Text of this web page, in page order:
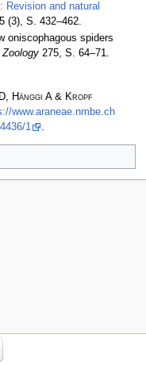
Revision and natural
(3), S. 432–462.
oniscophagous spiders
275, S. 64–71.
Hänggi A & Kropf
www.araneae.nmbe.ch
1